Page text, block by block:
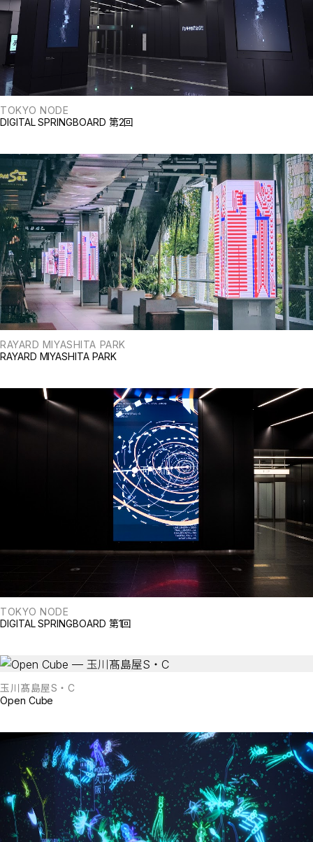
TOKYO NODE
DIGITAL SPRINGBOARD 第2回
RAYARD MIYASHITA PARK
RAYARD MIYASHITA PARK
TOKYO NODE
DIGITAL SPRINGBOARD 第1回
玉川髙島屋S・C
Open Cube